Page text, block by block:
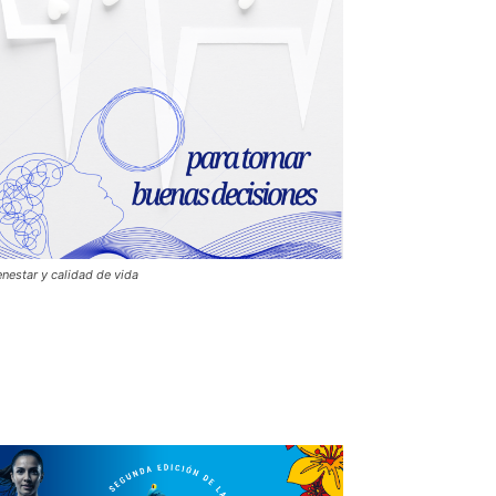
y calidad de vida